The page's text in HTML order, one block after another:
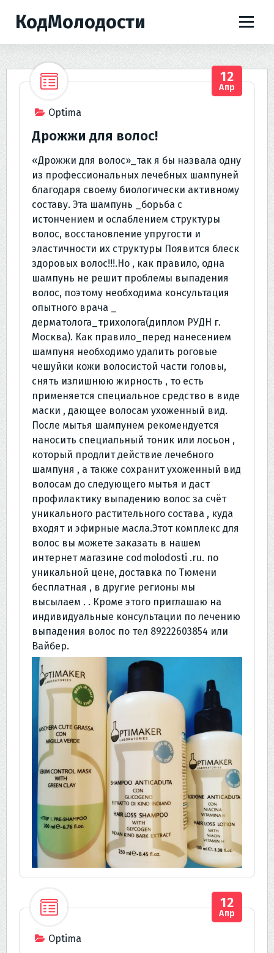
е
КодМолодости
Optima
12
Апр
Дрожжи для волос!
«Дрожжи для волос»_так я бы назвала одну
из профессиональных лечебных шампуней
благодаря своему биологически активному
составу. Эта шампунь _борьба с
истончением и ослаблением структуры
волос, восстановление упругости и
эластичности их структуры Появится блеск
здоровых волос!!!.Но , как правило, одна
шампунь не решит проблемы выпадения
волос, поэтому необходима консультация
опытного врача _
дерматолога_трихолога(диплом РУДН г.
Москва). Как правило_перед нанесением
шампуня необходимо удалить роговые
чешуйки кожи волосистой части головы,
снять излишнюю жирность , то есть
применяется специальное средство в виде
маски , дающее волосам ухоженный вид.
После мытья шампунем рекомендуется
наносить специальный тоник или лосьон ,
который продлит действие лечебного
шампуня , а также сохранит ухоженный вид
волосам до следующего мытья и даст
профилактику выпадению волос за счёт
уникального растительного состава , куда
входят и эфирные масла.Этот комплекс для
волос вы можете заказать в нашем
интернет магазине codmolodosti .ru. по
уникальной цене, доставка по Тюмени
бесплатная , в другие регионы мы
высылаем . . Кроме этого приглашаю на
индивидуальные консультации по лечению
выпадения волос по тел 89222603854 или
Вайбер.
Optima
12
Апр